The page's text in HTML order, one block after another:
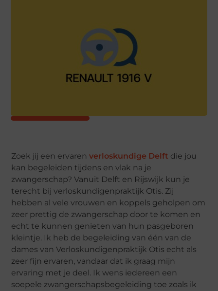
Zoek jij een ervarenverloskundige Delft die jou
kan begeleiden tijdens en vlak na je
zwangerschap? Vanuit Delft en Rijswijk kun je
terecht bij verloskundigenpraktijk Otis. Zij
hebben al vele vrouwen en koppels geholpen om
zeer prettig de zwangerschap door te komen en
echt te kunnen genieten van hun pasgeboren
kleintje. Ik heb de begeleiding van één van de
dames van Verloskundigenpraktijk Otis echt als
zeer fijn ervaren, vandaar dat ik graag mijn
ervaring met je deel. Ik wens iedereen een
soepele zwangerschapsbegeleiding toe zoals ik